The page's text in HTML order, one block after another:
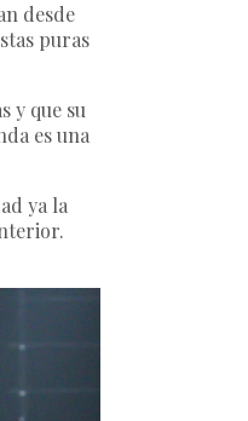
desde
puras
y que su
es una
ya la